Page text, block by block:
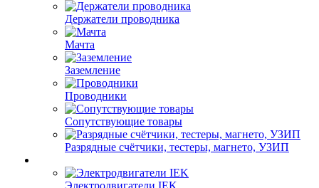
Держатели проводника
Мачта
Заземление
Проводники
Сопутствующие товары
Разрядные счётчики, тестеры, магнето, УЗИП
Электродвигатели IEK